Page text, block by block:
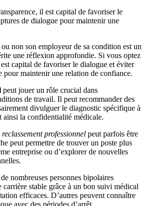
il est capital de favoriser le
de dialogue pour maintenir une
non son employeur de sa condition est un
une réflexion approfondie. Si vous optez
capital de favoriser le dialogue et éviter
pour maintenir une relation de confiance.
peut jouer un rôle crucial dans
de travail. Il peut recommander des
divulguer le diagnostic spécifique à
ainsi la confidentialité médicale.
reclassement professionnel peut parfois être
peut permettre de trouver un poste plus
entreprise ou d’explorer de nouvelles
nombreuses personnes bipolaires
stable grâce à un bon suivi médical
efficaces. D’autres peuvent connaître